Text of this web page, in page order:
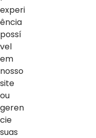
experi
ência
possí
vel
em
nosso
site
ou
geren
cie
suas